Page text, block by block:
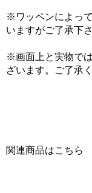
※ワッペンによっ
いますがご了承下
※画面上と実物で
ざいます。ご了承
関連商品はこちら